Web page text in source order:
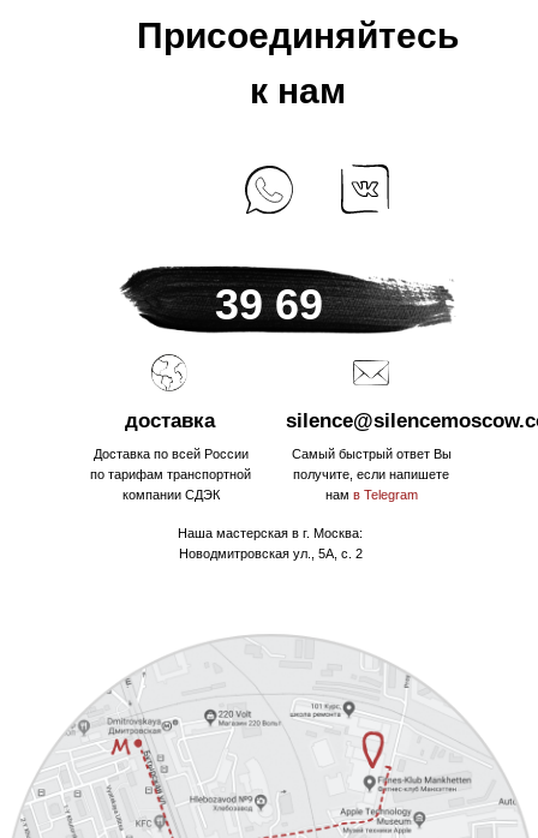
Присоединяйтесь
к нам
Самый быстрый ответ Вы
получите, если напишете
нам в Telegram
Доставка по всей России
по тарифам транспортной
компании СДЭК
39 69
доставка
Наша мастерская в г. Москва:
Новодмитровская ул., 5А, с. 2